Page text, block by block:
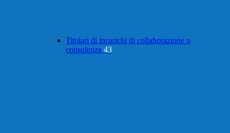
Titolari di incarichi di collaborazione o
consulenza 43